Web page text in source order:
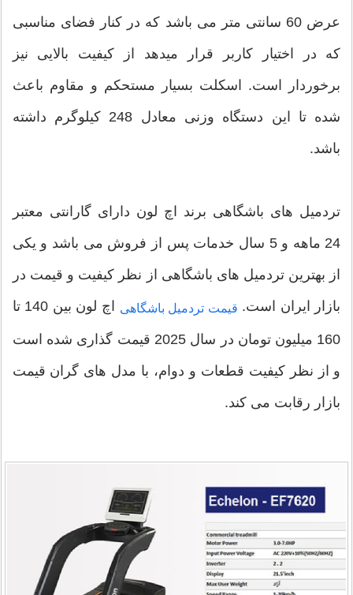
عرض 60 سانتی متر می باشد که در کنار فضای مناسبی
که در اختیار کاربر قرار میدهد از کیفیت بالایی نیز
برخوردار است. اسکلت بسیار مستحکم و مقاوم باعث
شده تا این دستگاه وزنی معادل 248 کیلوگرم داشته
باشد.
تردمیل های باشگاهی برند اچ لون دارای گارانتی معتبر
24 ماهه و 5 سال خدمات پس از فروش می باشد و یکی
از بهترین تردمیل های باشگاهی از نظر کیفیت و قیمت در
بازار ایران است. قیمت تردمیل باشگاهی اچ لون بین 140 تا
160 میلیون تومان در سال 2025 قیمت گذاری شده است
و از نظر کیفیت قطعات و دوام، با مدل های گران قیمت
بازار رقابت می کند.